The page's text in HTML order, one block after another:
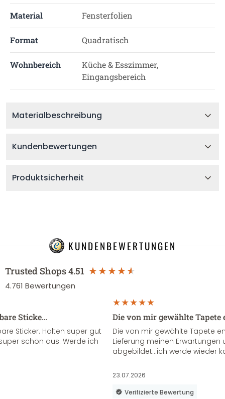
Material Fensterfolien
Format Quadratisch
Wohnbereich
Küche & Esszimmer,
Eingangsbereich
Materialbeschreibung
Kundenbewertungen
Produktsicherheit
KUNDENBEWERTUNGEN
Trusted Shops4.51
4.761 Bewertungen
Sticke…
Sticker. Halten super gut
schön aus. Werde ich
Die von mir gewählte
Die von mir gewählte Tapete
Lieferung meinen Erwartungen
abgebildet...ich werde wieder
23.07.2026
Verifizierte Bewertung